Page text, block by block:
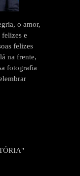
o amor,
e
felizes
na frente,
fotografia